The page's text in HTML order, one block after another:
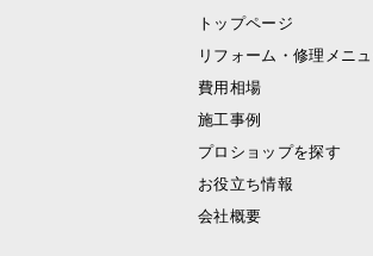
トップページ
リフォーム・修理メニ
費用相場
施工事例
プロショップを探す
お役立ち情報
会社概要